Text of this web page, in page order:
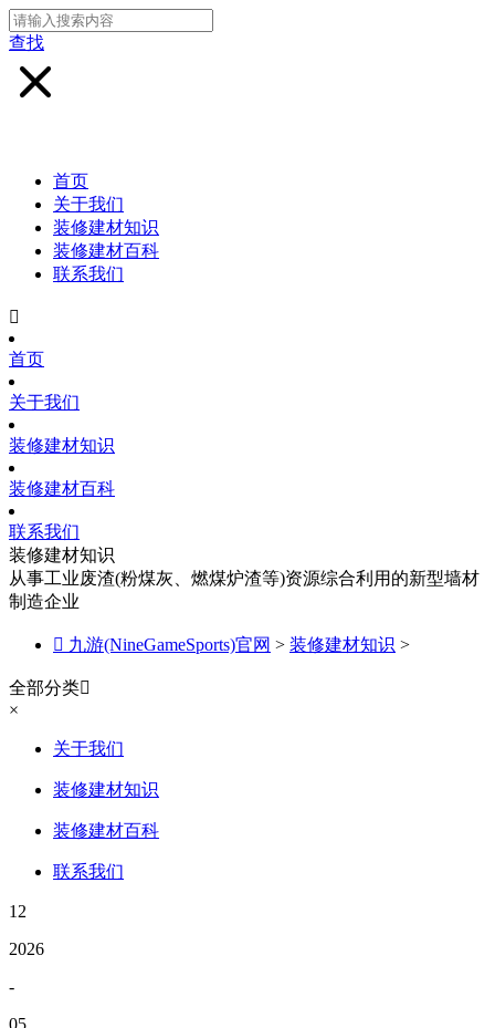
查找
首页
关于我们
装修建材知识
装修建材百科
联系我们

首页
关于我们
装修建材知识
装修建材百科
联系我们
装修建材知识
从事工业废渣(粉煤灰、燃煤炉渣等)资源综合利用的新型墙材
制造企业
 九游(NineGameSports)官网 > 装修建材知识 >
全部分类
×
关于我们
装修建材知识
装修建材百科
联系我们
12
2026
-
05